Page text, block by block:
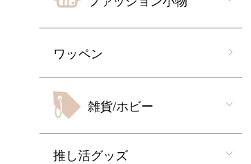
ワッペン
雑貨/ホビー
推し活グッズ